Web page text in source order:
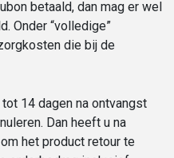
betaald, dan mag er wel
Onder “volledige”
die bij de
14 dagen na ontvangst
Dan heeft u na
het product retour te